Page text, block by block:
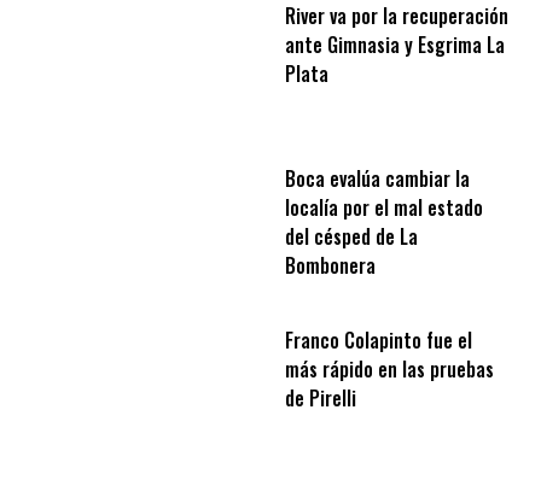
River va por la recuperación
ante Gimnasia y Esgrima La
Plata
Boca evalúa cambiar la
localía por el mal estado
del césped de La
Bombonera
Franco Colapinto fue el
más rápido en las pruebas
de Pirelli